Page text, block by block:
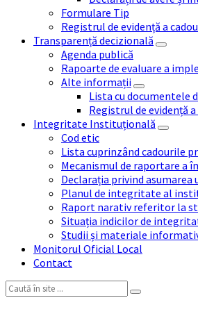
Formulare Tip
Registrul de evidență a
Transparență decizională
Agenda publică
Rapoarte de evaluare a
Alte informații
Lista cu documentele
Registrul de evidență
Integritate Instituțională
Cod etic
Lista cuprinzând cadourile
Mecanismul de raportare a
Declarația privind
Planul de integritate al
Raport narativ referitor la
Situația indicilor de
Studii și materiale
Monitorul Oficial Local
Contact
Search: